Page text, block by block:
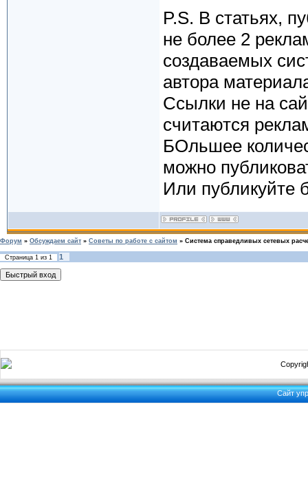
P.S. В статьях,
не более 2
создаваемых
автора
Ссылки не на
считаются
БОльшее
можно
Или публикуйте
Форум » Обсуждаем сайт » Советы по работе с сайтом » Система справедливых сетевых
Страница 1 из 1 1
Сайт